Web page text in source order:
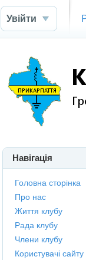
Увійти
Навігація
Головна сторінка
Про нас
Життя клубу
Рада клубу
Члени клубу
Користувачі сайту